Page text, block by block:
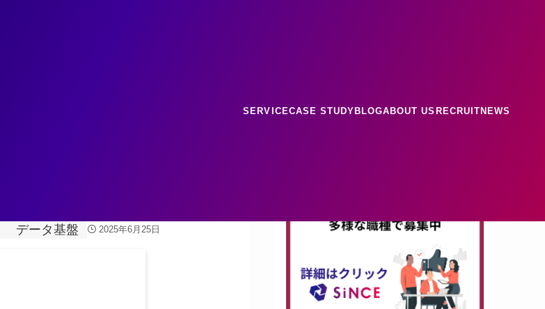
SERVICECASE STUDYBLOGABOUT US RECRUITNEWS
データ基盤 2025年6月25日